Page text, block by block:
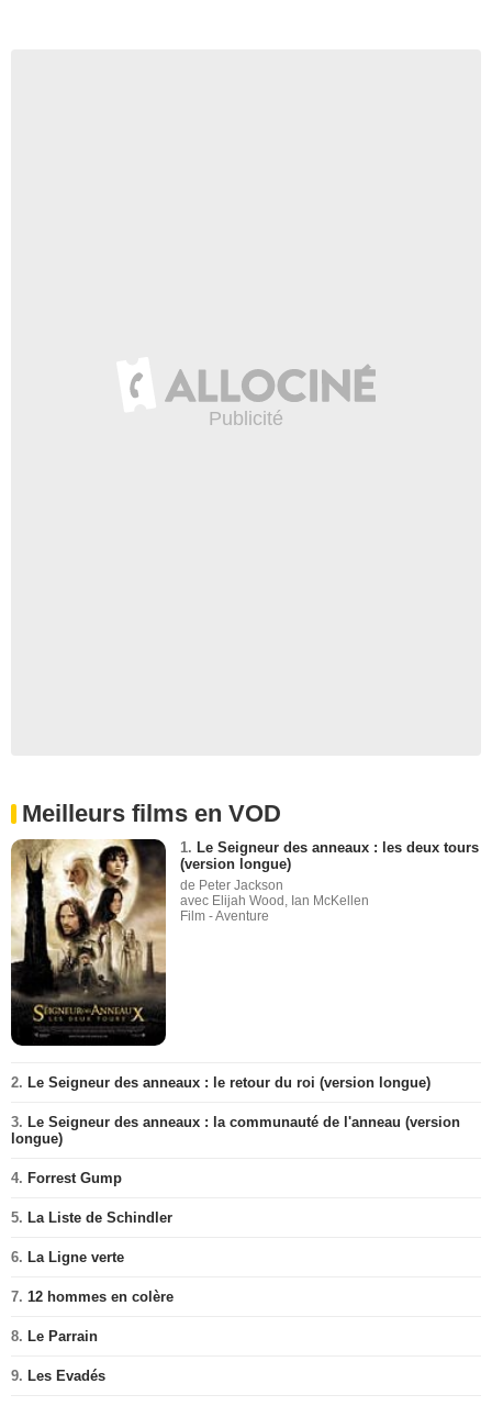
Meilleurs films en VOD
1. Le Seigneur des anneaux : les deux tours
(version longue)
de Peter Jackson
avec Elijah Wood, Ian McKellen
Film - Aventure
2. Le Seigneur des anneaux : le retour du roi (version longue)
3. Le Seigneur des anneaux : la communauté de l'anneau (version
longue)
4. Forrest Gump
5. La Liste de Schindler
6. La Ligne verte
7. 12 hommes en colère
8. Le Parrain
9. Les Evadés